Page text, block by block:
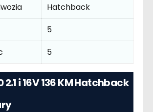
Hatchback
5
5
2.1 i 16V 136 KM Hatchback